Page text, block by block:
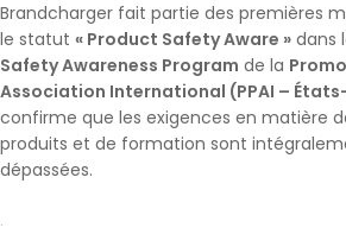
Brandcharger fait partie des premières
le statut « Product Safety Aware » dans
Safety Awareness Program de la
Association International (PPAI –
confirme que les exigences en matière
produits et de formation sont
dépassées.
.